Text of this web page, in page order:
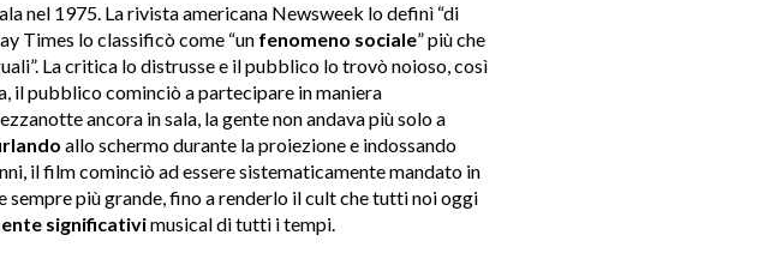
nel 1975. La rivista americana Newsweek lo definì “di
Times lo classificò come “un fenomeno sociale” più che
La critica lo distrusse e il pubblico lo trovò noioso, così
il pubblico cominciò a partecipare in maniera
ancora in sala, la gente non andava più solo a
allo schermo durante la proiezione e indossando
il film cominciò ad essere sistematicamente mandato in
sempre più grande, fino a renderlo il cult che tutti noi oggi
significativimusical di tutti i tempi.